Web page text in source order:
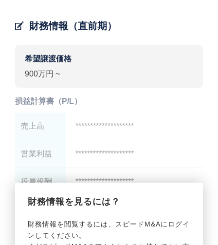
財務情報（直前期）
希望譲渡価格
900万円 ~
財務情報を見るには？
財務情報を閲覧するには、スピードM&Aにログイ
ンしてください。
損益計算書（P/L）
売上高 ********************
営業利益 ********************
役員報酬 ********************
貸借対照表（B/S）